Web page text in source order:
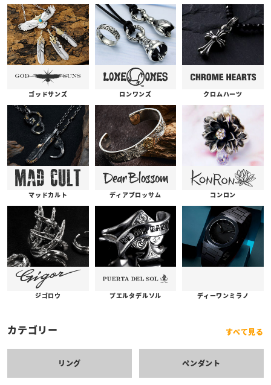
ゴッドサンズ ロンワンズ クロムハーツ
マッドカルト ディアブロッサム コンロン
ジゴロウ プエルタデルソル ディーワンミラノ
カテゴリー すべて見る
リング ペンダント